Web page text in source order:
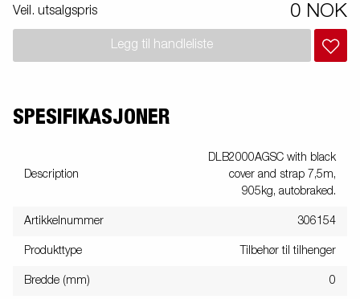
Veil. utsalgspris 0 NOK
Legg til handleliste
SPESIFIKASJONER
Description
DLB2000AGSC with black
cover and strap 7,5m,
905kg, autobraked.
Artikkelnummer 306154
Produkttype Tilbehør til tilhenger
Bredde (mm) 0